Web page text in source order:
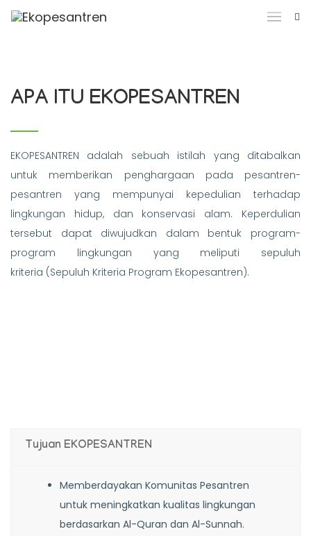
APA ITU EKOPESANTREN
EKOPESANTREN adalah sebuah istilah yang ditabalkan
untuk memberikan penghargaan pada pesantren-
pesantren yang mempunyai kepedulian terhadap
lingkungan hidup, dan konservasi alam. Keperdulian
tersebut dapat diwujudkan dalam bentuk program-
program lingkungan yang meliputi sepuluh
kriteria (Sepuluh Kriteria Program Ekopesantren).
Tujuan EKOPESANTREN
Memberdayakan Komunitas Pesantren
untuk meningkatkan kualitas lingkungan
berdasarkan Al-Quran dan Al-Sunnah.